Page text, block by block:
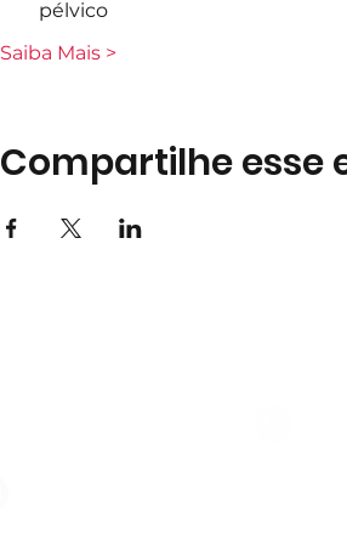
pélvico
Saiba Mais >
Compartilhe esse